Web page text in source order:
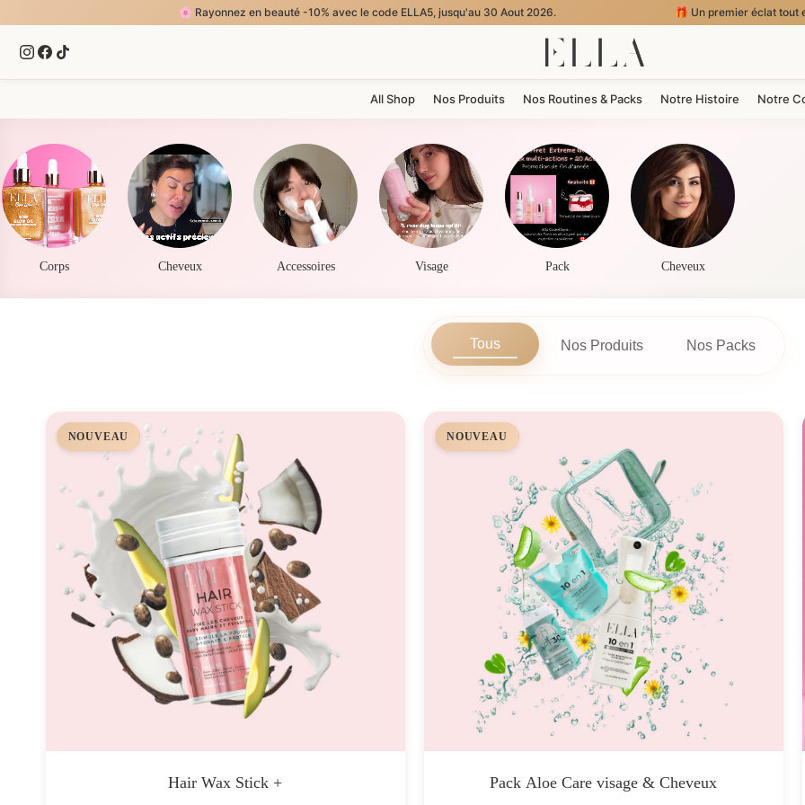
🌸 Rayonnez en beauté -10% avec le code ELLA5, jusqu'au 30 Aout 2026. 🎁 Un premier éclat tout en douceur : -5% sur votre
All Shop Nos Produits Nos Routines & Packs Notre Histoire Notre
Corps Cheveux Accessoires Visage Pack Cheveux
Tous Nos Produits Nos Packs
NOUVEAU
Hair Wax Stick +
NOUVEAU
Pack Aloe Care visage & Cheveux